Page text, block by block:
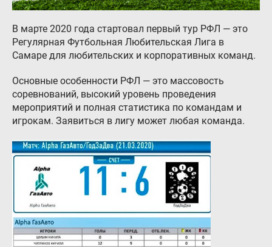
Регистрация ГБО в ГИБДД
Обучение
Тех. раздел
Вход для партнёров
Установить ГБО
Интернет-магазин
Доставка Клиентам
Каталог авто с ГБО
Форум ALPHA
В марте 2020 года стартовал первый тур РФЛ — это
Регулярная Футбольная Любительская Лига в
Самаре для любительских и корпоративных команд.
Основные особенности РФЛ — это массовость
соревнований, высокий уровень проведения
мероприятий и полная статистика по командам и
игрокам. Заявиться в лигу может любая команда.